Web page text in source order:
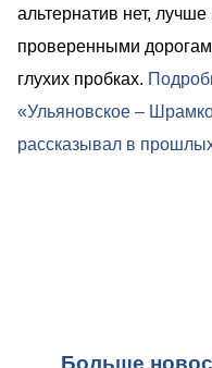
альтернатив нет, лучше
проверенными
глухих пробках.
«Ульяновское –
рассказывал в
Больше